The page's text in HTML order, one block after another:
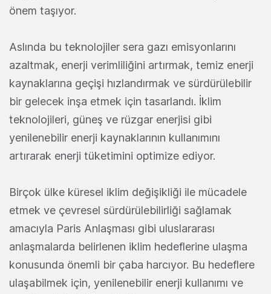
önem taşıyor.
Aslında bu teknolojiler sera gazı emisyonlarını
azaltmak, enerji verimliliğini artırmak, temiz enerji
kaynaklarına geçişi hızlandırmak ve sürdürülebilir
bir gelecek inşa etmek için tasarlandı. İklim
teknolojileri, güneş ve rüzgar enerjisi gibi
yenilenebilir enerji kaynaklarının kullanımını
artırarak enerji tüketimini optimize ediyor.
Birçok ülke küresel iklim değişikliği ile mücadele
etmek ve çevresel sürdürülebilirliği sağlamak
amacıyla Paris Anlaşması gibi uluslararası
anlaşmalarda belirlenen iklim hedeflerine ulaşma
konusunda önemli bir çaba harcıyor. Bu hedeflere
ulaşabilmek için, yenilenebilir enerji kullanımı ve